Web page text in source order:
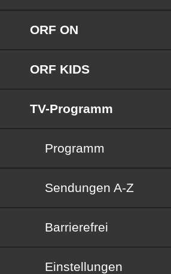
ORF ON
ORF KIDS
TV-Programm
Programm
Sendungen von A bis Z
Sendungen A-Z
Barrierefrei
Barrierefrei
Einstellungen